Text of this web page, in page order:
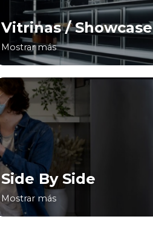
Vitrinas / Showcase
Mostrar más
Side By Side
Mostrar más